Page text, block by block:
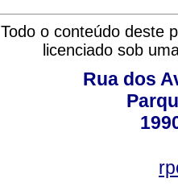
Todo o conteúdo deste
licenciado sob
Rua dos